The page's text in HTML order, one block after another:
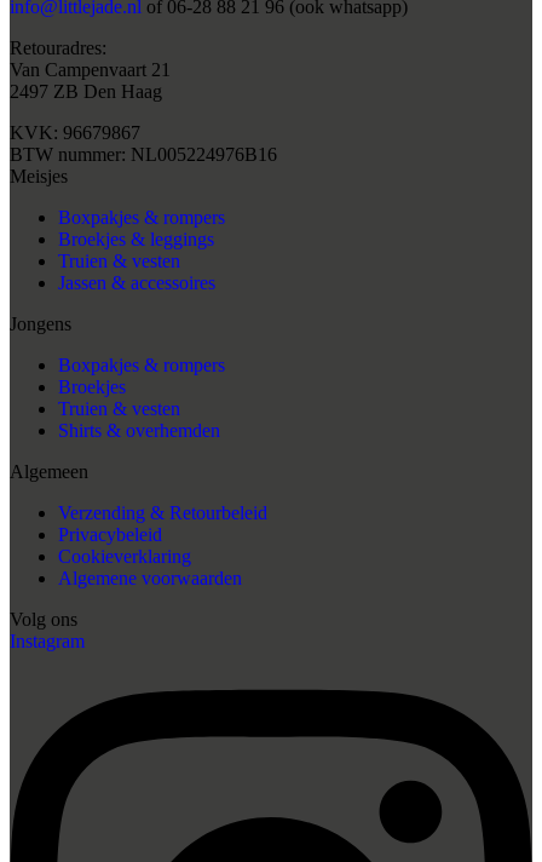
info@littlejade.nl of 06-28 88 21 96 (ook whatsapp)
Retouradres:
Van Campenvaart 21
2497 ZB Den Haag
KVK: 96679867
BTW nummer: NL005224976B16
Meisjes
Boxpakjes & rompers
Broekjes & leggings
Truien & vesten
Jassen & accessoires
Jongens
Boxpakjes & rompers
Broekjes
Truien & vesten
Shirts & overhemden
Algemeen
Verzending & Retourbeleid
Privacybeleid
Cookieverklaring
Algemene voorwaarden
Volg ons
Instagram